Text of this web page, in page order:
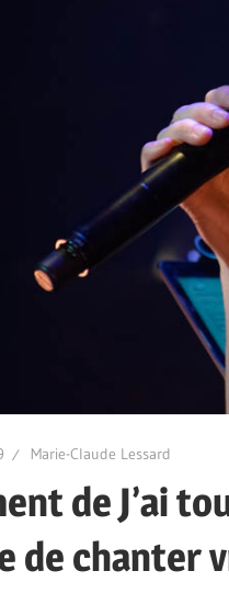
Marie-Claude Lessard
de J’ai
de chanter